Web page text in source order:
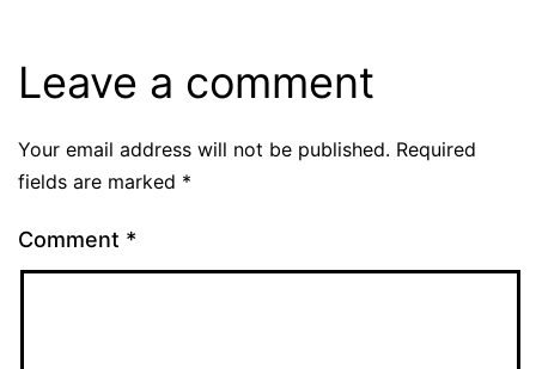
Leave a comment
Your email address will not be published. Required
fields are marked *
Comment *